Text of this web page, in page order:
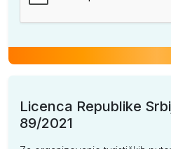
Licenca Republike
89/2021